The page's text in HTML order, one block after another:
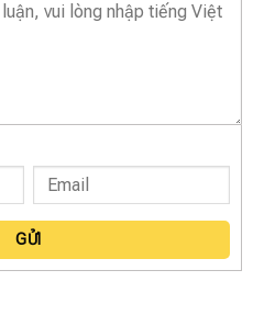
GỬI